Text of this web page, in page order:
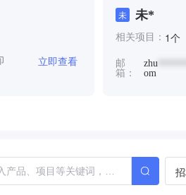
立即查看
未 未*
相关项目： 1个
邮
箱：
zhu
om